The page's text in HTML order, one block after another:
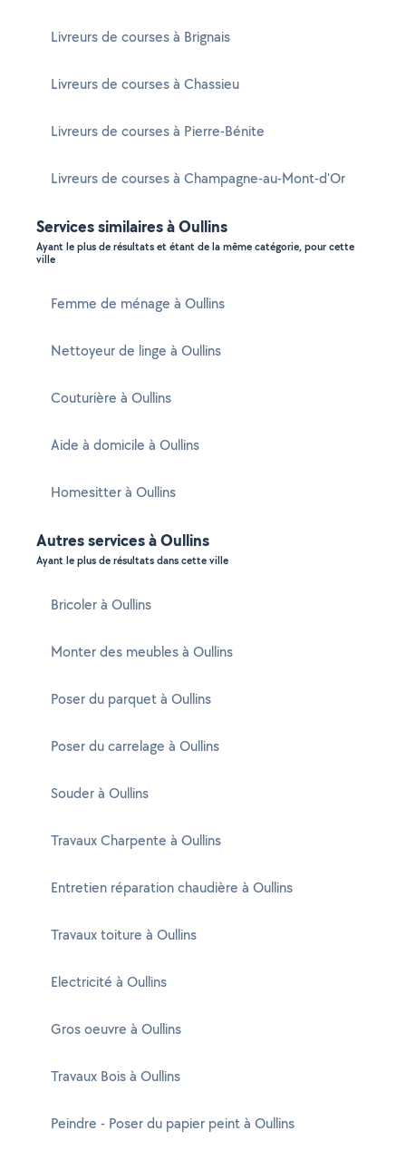
Livreurs de courses à Brignais
Livreurs de courses à Chassieu
Livreurs de courses à Pierre-Bénite
Livreurs de courses à Champagne-au-Mont-d'Or
Services similaires à Oullins
Ayant le plus de résultats et étant de la même catégorie, pour cette
ville
Femme de ménage à Oullins
Nettoyeur de linge à Oullins
Couturière à Oullins
Aide à domicile à Oullins
Homesitter à Oullins
Autres services à Oullins
Ayant le plus de résultats dans cette ville
Bricoler à Oullins
Monter des meubles à Oullins
Poser du parquet à Oullins
Poser du carrelage à Oullins
Souder à Oullins
Travaux Charpente à Oullins
Entretien réparation chaudière à Oullins
Travaux toiture à Oullins
Electricité à Oullins
Gros oeuvre à Oullins
Travaux Bois à Oullins
Peindre - Poser du papier peint à Oullins